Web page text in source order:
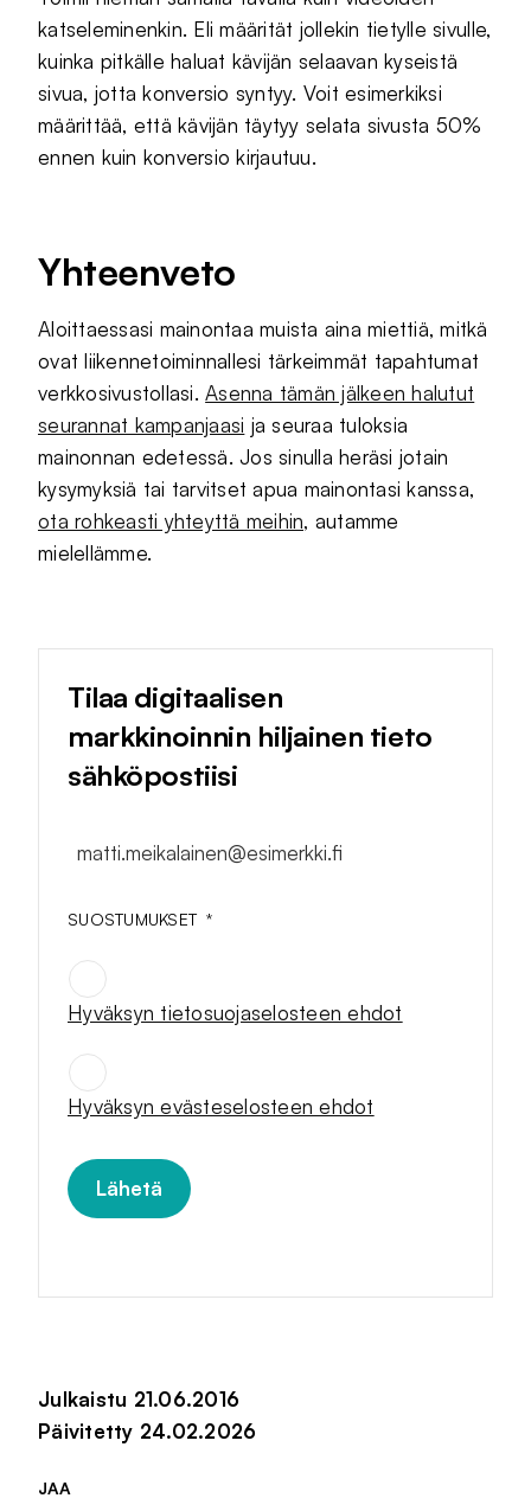
katseleminenkin. Eli määrität jollekin tietylle sivulle,
kuinka pitkälle haluat kävijän selaavan kyseistä
sivua, jotta konversio syntyy. Voit esimerkiksi
määrittää, että kävijän täytyy selata sivusta 50%
ennen kuin konversio kirjautuu.
Yhteenveto
Aloittaessasi mainontaa muista aina miettiä, mitkä
ovat liikennetoiminnallesi tärkeimmät tapahtumat
verkkosivustollasi.Asenna tämän jälkeen halutut
seurannat kampanjaasi ja seuraa tuloksia
mainonnan edetessä. Jos sinulla heräsi jotain
kysymyksiä tai tarvitset apua mainontasi kanssa,
ota rohkeasti yhteyttä meihin, autamme
mielellämme.
Tilaa digitaalisen
markkinoinnin hiljainen tieto
sähköpostiisi
SUOSTUMUKSET *
Hyväksyn tietosuojaselosteen ehdot
SUOSTUMUKSET
Hyväksyn evästeselosteen ehdot
Julkaistu 21.06.2016
Päivitetty 24.02.2026
JAA